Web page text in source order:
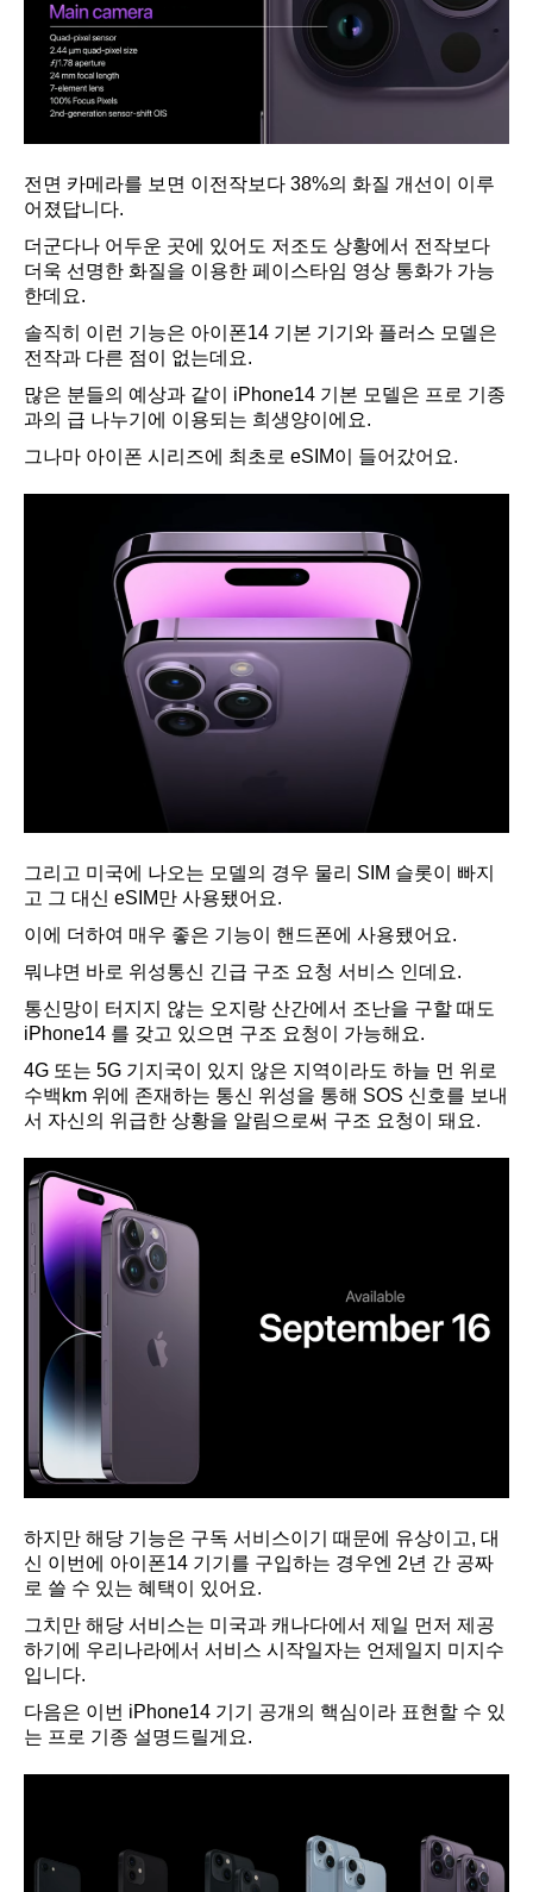
전면 카메라를 보면 이전작보다 38%의 화질 개선이 이루
어졌답니다.
더군다나 어두운 곳에 있어도 저조도 상황에서 전작보다
더욱 선명한 화질을 이용한 페이스타임 영상 통화가 가능
한데요.
솔직히 이런 기능은 아이폰14 기본 기기와 플러스 모델은
전작과 다른 점이 없는데요.
많은 분들의 예상과 같이 iPhone14 기본 모델은 프로 기종
과의 급 나누기에 이용되는 희생양이에요.
그나마 아이폰 시리즈에 최초로 eSIM이 들어갔어요.
그리고 미국에 나오는 모델의 경우 물리 SIM 슬롯이 빠지
고 그 대신 eSIM만 사용됐어요.
이에 더하여 매우 좋은 기능이 핸드폰에 사용됐어요.
뭐냐면 바로 위성통신 긴급 구조 요청 서비스 인데요.
통신망이 터지지 않는 오지랑 산간에서 조난을 구할 때도
iPhone14 를 갖고 있으면 구조 요청이 가능해요.
4G 또는 5G 기지국이 있지 않은 지역이라도 하늘 먼 위로
수백km 위에 존재하는 통신 위성을 통해 SOS 신호를 보내
서 자신의 위급한 상황을 알림으로써 구조 요청이 돼요.
하지만 해당 기능은 구독 서비스이기 때문에 유상이고, 대
신 이번에 아이폰14 기기를 구입하는 경우엔 2년 간 공짜
로 쓸 수 있는 혜택이 있어요.
그치만 해당 서비스는 미국과 캐나다에서 제일 먼저 제공
하기에 우리나라에서 서비스 시작일자는 언제일지 미지수
입니다.
다음은 이번 iPhone14 기기 공개의 핵심이라 표현할 수 있
는 프로 기종 설명드릴게요.